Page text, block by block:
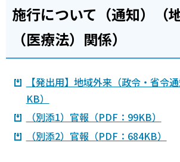
施行について（通知）（
（医療法）関係）
【発出用】地域外来（政令・省令
KB）
（別添1）官報（PDF：99KB）
（別添2）官報（PDF：684KB）